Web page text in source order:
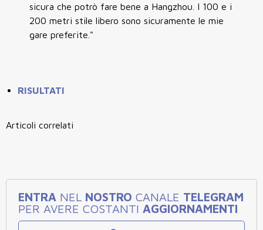
sicura che potrò fare bene a Hangzhou. I 100 e i
200 metri stile libero sono sicuramente le mie
gare preferite."
RISULTATI
Articoli correlati
ENTRA NEL NOSTRO CANALE TELEGRAM
PER AVERE COSTANTI AGGIORNAMENTI